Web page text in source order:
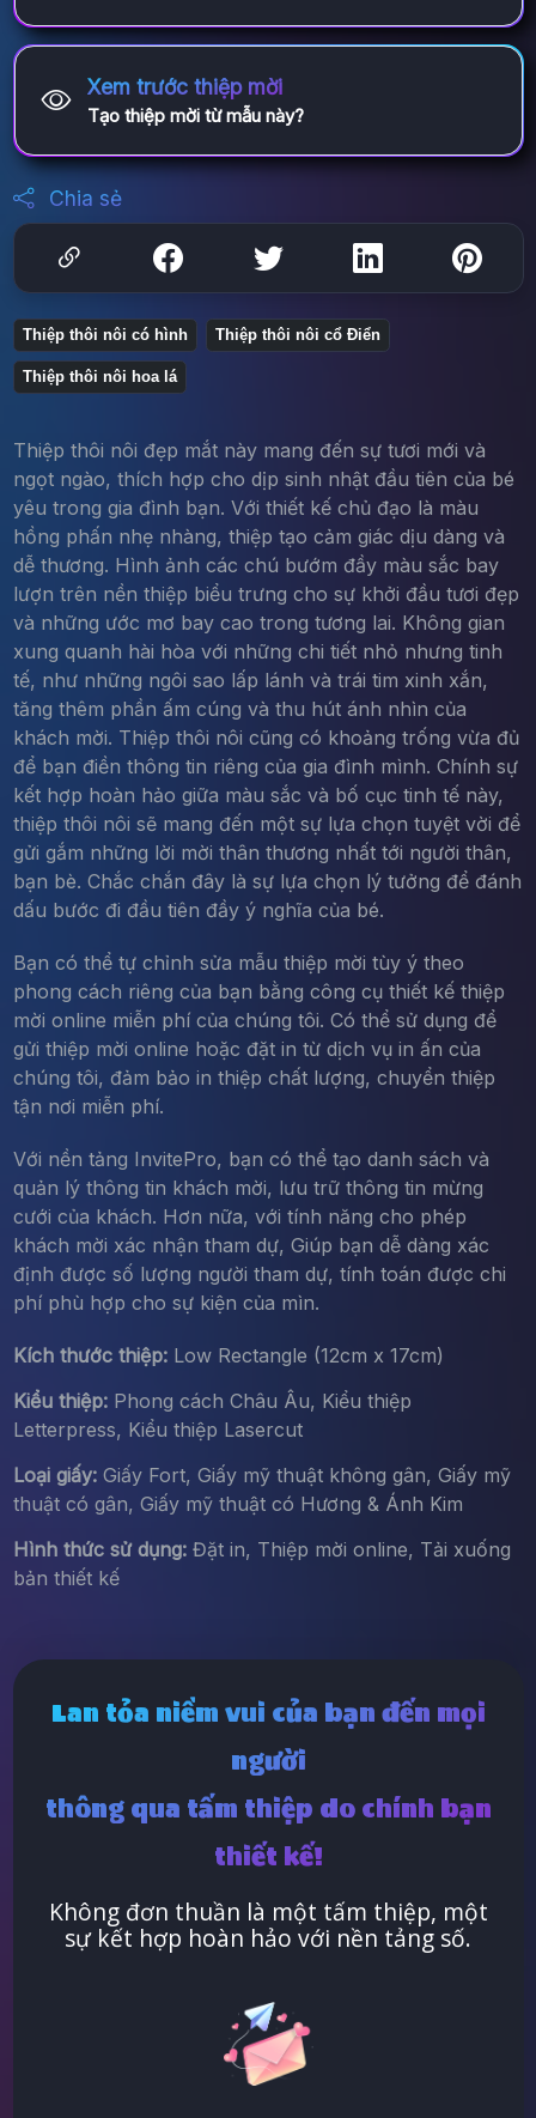
Xem trước thiệp mời
Tạo thiệp mời từ mẫu này?
Chia sẻ
Thiệp thôi nôi có hình Thiệp thôi nôi cổ Điển
Thiệp thôi nôi hoa lá
Thiệp thôi nôi đẹp mắt này mang đến sự tươi mới và
ngọt ngào, thích hợp cho dịp sinh nhật đầu tiên của bé
yêu trong gia đình bạn. Với thiết kế chủ đạo là màu
hồng phấn nhẹ nhàng, thiệp tạo cảm giác dịu dàng và
dễ thương. Hình ảnh các chú bướm đầy màu sắc bay
lượn trên nền thiệp biểu trưng cho sự khởi đầu tươi đẹp
và những ước mơ bay cao trong tương lai. Không gian
xung quanh hài hòa với những chi tiết nhỏ nhưng tinh
tế, như những ngôi sao lấp lánh và trái tim xinh xắn,
tăng thêm phần ấm cúng và thu hút ánh nhìn của
khách mời. Thiệp thôi nôi cũng có khoảng trống vừa đủ
để bạn điền thông tin riêng của gia đình mình. Chính sự
kết hợp hoàn hảo giữa màu sắc và bố cục tinh tế này,
thiệp thôi nôi sẽ mang đến một sự lựa chọn tuyệt vời để
gửi gắm những lời mời thân thương nhất tới người thân,
bạn bè. Chắc chắn đây là sự lựa chọn lý tưởng để đánh
dấu bước đi đầu tiên đầy ý nghĩa của bé.
Bạn có thể tự chỉnh sửa mẫu thiệp mời tùy ý theo
phong cách riêng của bạn bằng công cụ thiết kế thiệp
mời online miễn phí của chúng tôi. Có thể sử dụng để
gửi thiệp mời online hoặc đặt in từ dịch vụ in ấn của
chúng tôi, đảm bảo in thiệp chất lượng, chuyển thiệp
tận nơi miễn phí.
Với nền tảng InvitePro, bạn có thể tạo danh sách và
quản lý thông tin khách mời, lưu trữ thông tin mừng
cưới của khách. Hơn nữa, với tính năng cho phép
khách mời xác nhận tham dự, Giúp bạn dễ dàng xác
định được số lượng người tham dự, tính toán được chi
phí phù hợp cho sự kiện của mìn.
Kích thước thiệp:Low Rectangle (12cm x 17cm)
Kiểu thiệp:Phong cách Châu Âu, Kiểu thiệp
Letterpress, Kiểu thiệp Lasercut
Loại giấy:Giấy Fort, Giấy mỹ thuật không gân, Giấy mỹ
thuật có gân, Giấy mỹ thuật có Hương & Ánh Kim
Hình thức sử dụng:Đặt in, Thiệp mời online, Tải xuống
bản thiết kế
Lan tỏa niềm vui của bạn đến mọi
người
thông qua tấm thiệp do chính bạn
thiết kế!
Không đơn thuần là một tấm thiệp, một
sự kết hợp hoàn hảo với nền tảng số.